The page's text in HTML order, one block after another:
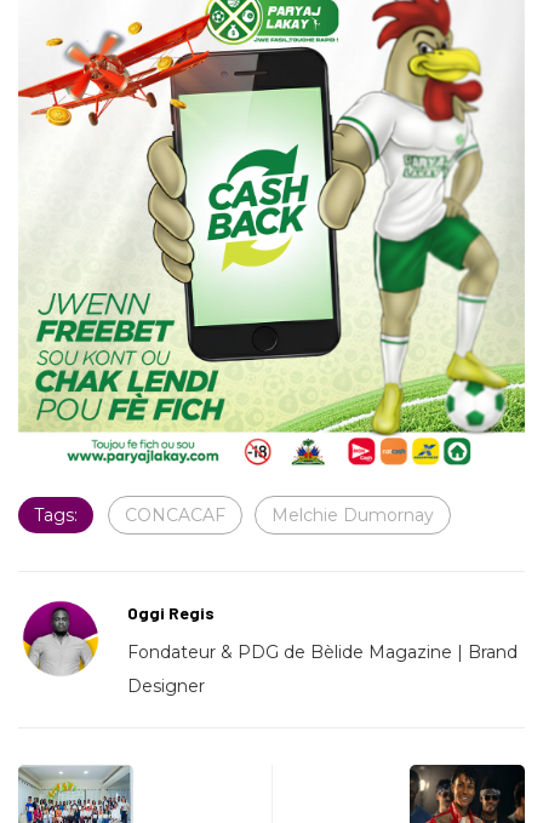
Tags: CONCACAF Melchie Dumornay
Oggi Regis
Fondateur & PDG de Bèlide Magazine | Brand
Designer